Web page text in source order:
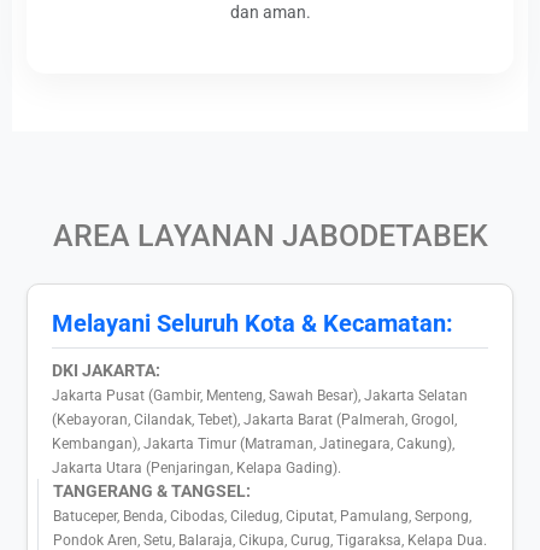
dan aman.
AREA LAYANAN JABODETABEK
Melayani Seluruh Kota & Kecamatan:
DKI JAKARTA:
Jakarta Pusat (Gambir, Menteng, Sawah Besar), Jakarta Selatan
(Kebayoran, Cilandak, Tebet), Jakarta Barat (Palmerah, Grogol,
Kembangan), Jakarta Timur (Matraman, Jatinegara, Cakung),
Jakarta Utara (Penjaringan, Kelapa Gading).
TANGERANG & TANGSEL:
Batuceper, Benda, Cibodas, Ciledug, Ciputat, Pamulang, Serpong,
Pondok Aren, Setu, Balaraja, Cikupa, Curug, Tigaraksa, Kelapa Dua.